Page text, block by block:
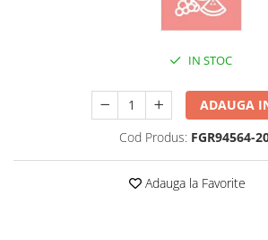
IN STOC
ADAUGA
Cod Produs: FGR94564-
Adauga la Favorite